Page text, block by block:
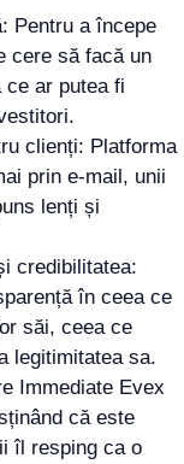
Pentru a începe
cere să facă un
ce ar putea fi
clienți: Platforma
prin e-mail, unii
lenți și
credibilitatea:
în ceea ce
săi, ceea ce
legitimitatea sa.
Immediate Evex
că este
îl resping ca o